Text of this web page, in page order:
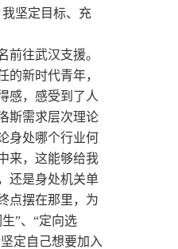
坚定目标、充
往武汉支援。
新时代青年，
感，感受到了人
斯需求层次理论
身处哪个行业何
来，这能够给我
还是身处机关单
点摆在那里，为
”、“定向选
定自己想要加入